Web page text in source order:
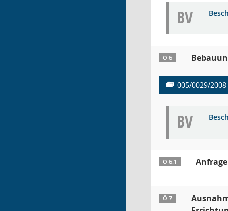
BV
Ö 6
005/0029/2008
BV
Ö 6.1
Ö 7